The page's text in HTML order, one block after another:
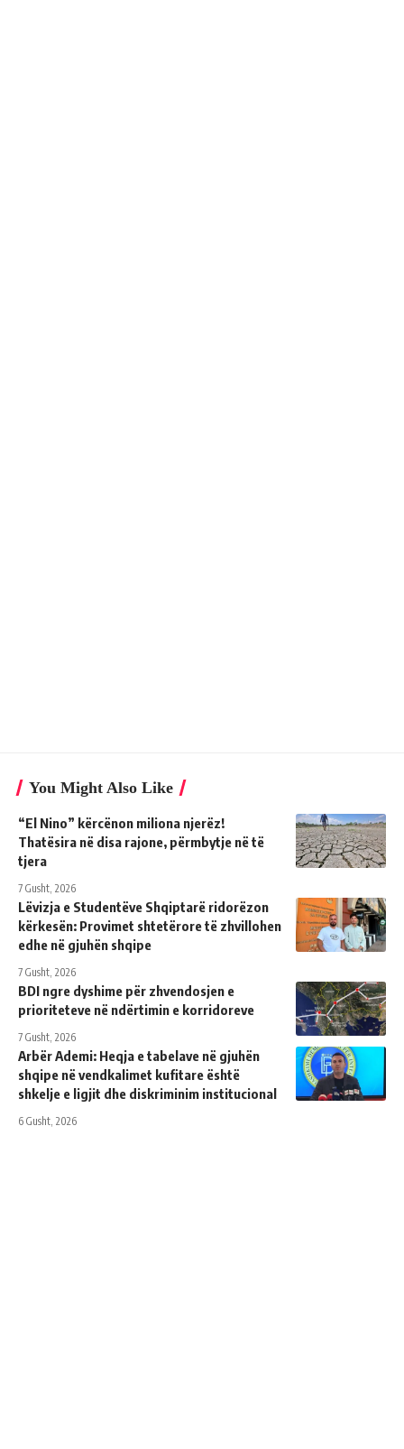
You Might Also Like
“El Nino” kërcënon miliona njerëz!
Thatësira në disa rajone, përmbytje në të
tjera
7 Gusht, 2026
Lëvizja e Studentëve Shqiptarë ridorëzon
kërkesën: Provimet shtetërore të zhvillohen
edhe në gjuhën shqipe
7 Gusht, 2026
BDI ngre dyshime për zhvendosjen e
prioriteteve në ndërtimin e korridoreve
7 Gusht, 2026
Arbër Ademi: Heqja e tabelave në gjuhën
shqipe në vendkalimet kufitare është
shkelje e ligjit dhe diskriminim institucional
6 Gusht, 2026